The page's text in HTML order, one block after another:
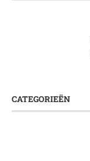
CATEGORIEËN